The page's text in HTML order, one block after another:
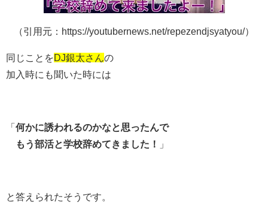
（引用元：https://youtubernews.net/repezendjsyatyou/）
同じことをDJ銀太さんの
加入時にも聞いた時には
「 何かに誘われるのかなと思ったんで
もう部活と学校辞めてきました！
」
と答えられたそうです。